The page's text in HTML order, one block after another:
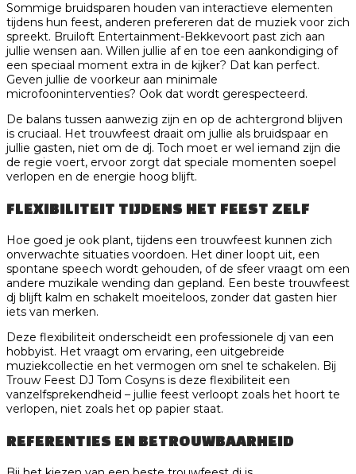
Sommige bruidsparen houden van interactieve elementen
tijdens hun feest, anderen prefereren dat de muziek voor zich
spreekt. Bruiloft Entertainment-Bekkevoort past zich aan
jullie wensen aan. Willen jullie af en toe een aankondiging of
een speciaal moment extra in de kijker? Dat kan perfect.
Geven jullie de voorkeur aan minimale
microfooninterventies? Ook dat wordt gerespecteerd.
De balans tussen aanwezig zijn en op de achtergrond blijven
is cruciaal. Het trouwfeest draait om jullie als bruidspaar en
jullie gasten, niet om de dj. Toch moet er wel iemand zijn die
de regie voert, ervoor zorgt dat speciale momenten soepel
verlopen en de energie hoog blijft.
FLEXIBILITEIT TIJDENS HET FEEST ZELF
Hoe goed je ook plant, tijdens een trouwfeest kunnen zich
onverwachte situaties voordoen. Het diner loopt uit, een
spontane speech wordt gehouden, of de sfeer vraagt om een
andere muzikale wending dan gepland. Een beste trouwfeest
dj blijft kalm en schakelt moeiteloos, zonder dat gasten hier
iets van merken.
Deze flexibiliteit onderscheidt een professionele dj van een
hobbyist. Het vraagt om ervaring, een uitgebreide
muziekcollectie en het vermogen om snel te schakelen. Bij
Trouw Feest DJ Tom Cosyns is deze flexibiliteit een
vanzelfsprekendheid – jullie feest verloopt zoals het hoort te
verlopen, niet zoals het op papier staat.
REFERENTIES EN BETROUWBAARHEID